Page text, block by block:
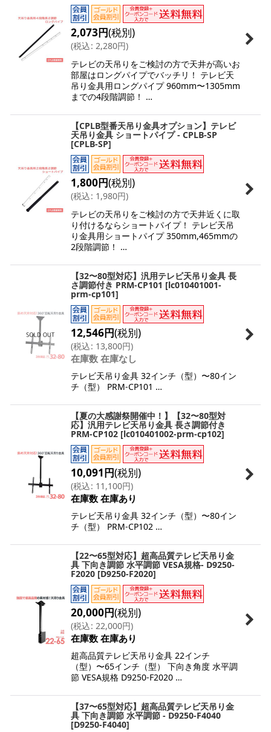
2,073円(税別)
(税込: 2,280円)
テレビの天吊りをご検討の方で天井が高いお
部屋はロングパイプでバッチリ！ テレビ天
吊り金具用ロングパイプ 960mm〜1305mm
までの4段階調節！ …
【CPLB型番天吊り金具オプション】テレビ
天吊り金具 ショートパイプ - CPLB-SP
[CPLB-SP]
1,800円(税別)
(税込: 1,980円)
テレビの天吊りをご検討の方で天井近くに取
り付けるならショートパイプ！ テレビ天吊
り金具用ショートパイプ 350mm,465mmの
2段階調節！ …
【32〜80型対応】汎用テレビ天吊り金具 長
さ調節付き PRM-CP101 [lc010401001-
prm-cp101]
12,546円(税別)
(税込: 13,800円)
在庫数 在庫なし
テレビ天吊り金具 32インチ（型）〜80イン
チ（型） PRM-CP101 …
【夏の大感謝祭開催中！】【32〜80型対
応】汎用テレビ天吊り金具 長さ調節付き
PRM-CP102 [lc010401002-prm-cp102]
10,091円(税別)
(税込: 11,100円)
在庫数 在庫あり
テレビ天吊り金具 32インチ（型）〜80イン
チ（型） PRM-CP102 …
【22〜65型対応】超高品質テレビ天吊り金
具 下向き調節 水平調節 VESA規格- D9250-
F2020 [D9250-F2020]
20,000円(税別)
(税込: 22,000円)
在庫数 在庫あり
超高品質テレビ天吊り金具 22インチ
（型）〜65インチ（型） 下向き角度 水平調
節 VESA規格 D9250-F2020 …
【37〜65型対応】超高品質テレビ天吊り金
具 下向き調節 水平調節 - D9250-F4040
[D9250-F4040]